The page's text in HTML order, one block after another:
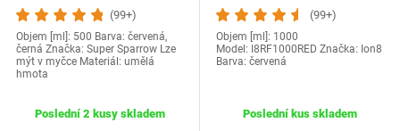
(99+)
Objem [ml]: 500 Barva: červená,
černá Značka: Super Sparrow Lze
mýt v myčce Materiál: umělá
hmota
Poslední 2 kusy skladem
(99+)
Objem [ml]: 1000
Model: ‎I8RF1000RED Značka: Ion8
Barva: červená
Poslední kus skladem